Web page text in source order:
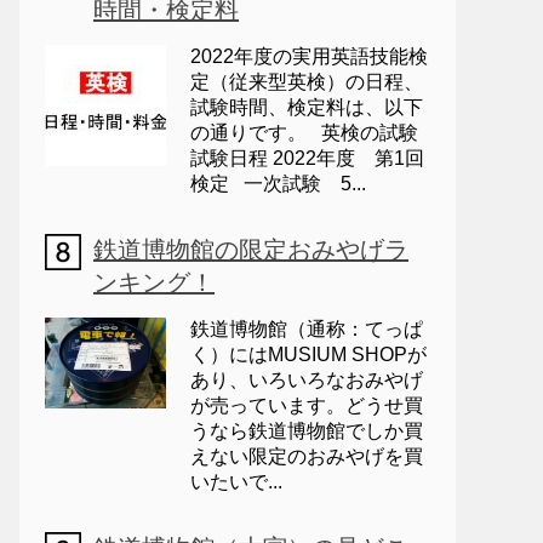
時間・検定料
2022年度の実用英語技能検
定（従来型英検）の日程、
試験時間、検定料は、以下
の通りです。 英検の試験
試験日程 2022年度 第1回
検定 一次試験 5...
鉄道博物館の限定おみやげラ
ンキング！
鉄道博物館（通称：てっぱ
く）にはMUSIUM SHOPが
あり、いろいろなおみやげ
が売っています。どうせ買
うなら鉄道博物館でしか買
えない限定のおみやげを買
いたいで...